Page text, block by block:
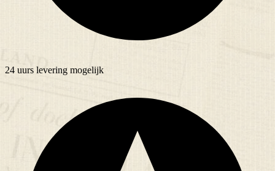
24 uurs levering mogelijk